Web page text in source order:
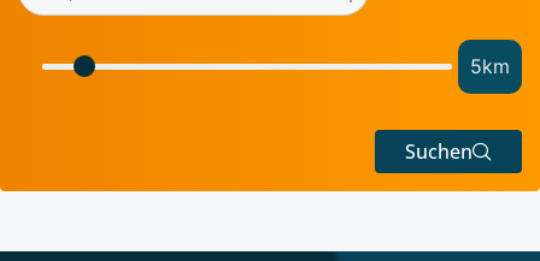
5km
Suchen